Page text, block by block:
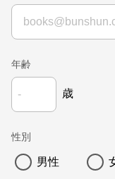
年齢
歳
性別
男性